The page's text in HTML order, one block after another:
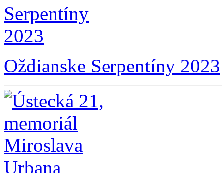
Oždianske Serpentíny 2023